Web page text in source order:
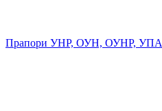
Прапори УНР, ОУН, ОУНР, УПА